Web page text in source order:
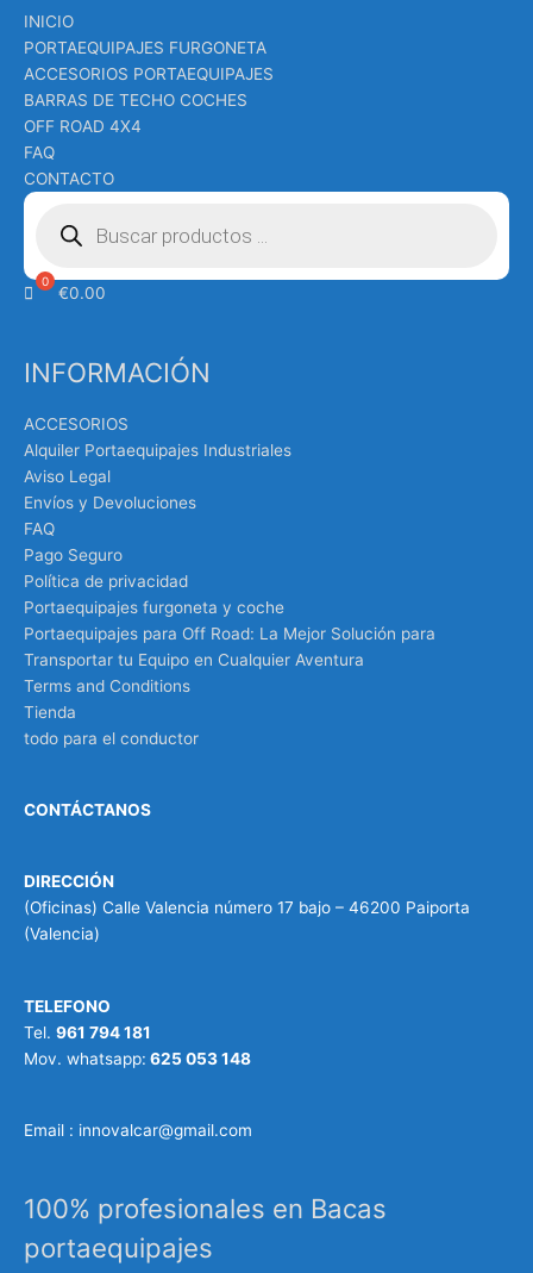
INICIO
PORTAEQUIPAJES FURGONETA
ACCESORIOS PORTAEQUIPAJES
BARRAS DE TECHO COCHES
OFF ROAD 4X4
FAQ
CONTACTO
Búsqueda
productos
€0.00
INFORMACIÓN
ACCESORIOS
Alquiler Portaequipajes Industriales
Aviso Legal
Envíos y Devoluciones
FAQ
Pago Seguro
Política de privacidad
Portaequipajes furgoneta y coche
Portaequipajes para Off Road: La Mejor Solución para
Transportar tu Equipo en Cualquier Aventura
Terms and Conditions
Tienda
todo para el conductor
CONTÁCTANOS
DIRECCIÓN
(Oficinas) Calle Valencia número 17 bajo – 46200 Paiporta
(Valencia)
TELEFONO
Tel. 961 794 181
Mov. whatsapp: 625 053 148
Email : innovalcar@gmail.com
100% profesionales en Bacas
portaequipajes